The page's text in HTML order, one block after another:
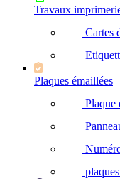
Travaux
Cartes
Plaques émaillées
Plaque